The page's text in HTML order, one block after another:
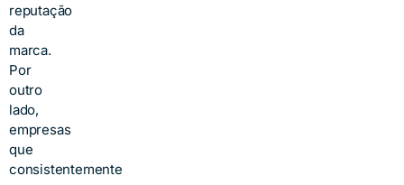
reputação
da
marca.
Por
outro
lado,
empresas
que
consistentemente